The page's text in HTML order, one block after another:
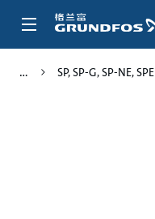
SP, SP-G, SP-NE, SPE